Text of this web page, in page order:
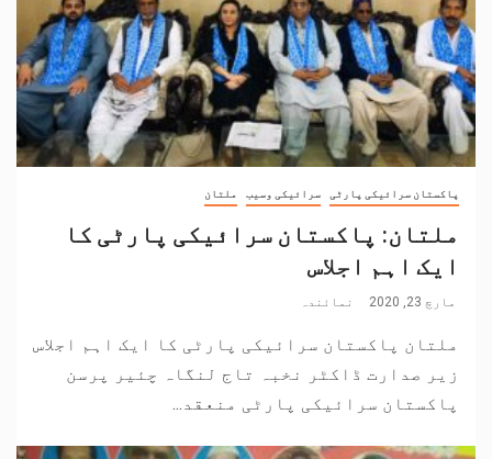
پاکستان سرائیکی پارٹی سرائیکی وسیب ملتان
ملتان: پاکستان سرائیکی پارٹی کا
ایک اہم اجلاس
مارچ 23, 2020 نمائندہ
ملتان پاکستان سرائیکی پارٹی کا ایک اہم اجلاس
زیر صدارت ڈاکٹر نخبہ تاج لنگاہ چئیر پرسن
پاکستان سرائیکی پارٹی منعقد...